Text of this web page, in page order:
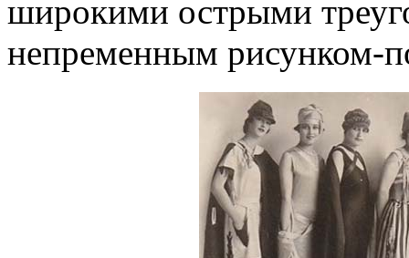
широкими острыми
непременным рисунком-